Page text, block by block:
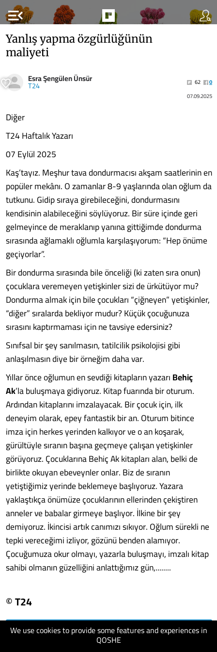
menu_open
We use cookies to provide some features and experiences in
QOSHE
Yanlış yapma özgürlüğünün
maliyeti
Esra Şengülen Ünsür
T24 62
0
07.09.2025
Diğer
T24 Haftalık Yazarı
07 Eylül 2025
Kaş’tayız. Meşhur tava dondurmacısı akşam saatlerinin en
popüler mekânı. O zamanlar 8-9 yaşlarında olan oğlum da
tutkunu. Gidip sıraya girebileceğini, dondurmasını
kendisinin alabileceğini söylüyoruz. Bir süre içinde geri
gelmeyince de meraklanıp yanına gittiğimde dondurma
sırasında ağlamaklı oğlumla karşılaşıyorum: “Hep önüme
geçiyorlar”.
Bir dondurma sırasında bile önceliği (ki zaten sıra onun)
çocuklara veremeyen yetişkinler sizi de ürkütüyor mu?
Dondurma almak için bile çocukları “çiğneyen” yetişkinler,
“diğer” sıralarda bekliyor mudur? Küçük çocuğunuza
sırasını kaptırmaması için ne tavsiye edersiniz?
Sınıfsal bir şey sanılmasın, tatilcilik psikolojisi gibi
anlaşılmasın diye bir örneğim daha var.
Yıllar önce oğlumun en sevdiği kitapların yazarıBehiç
Ak’la buluşmaya gidiyoruz. Kitap fuarında bir oturum.
Ardından kitaplarını imzalayacak. Bir çocuk için, ilk
deneyim olarak, epey fantastik bir an. Oturum bitince
imza için herkes yerinden kalkıyor ve o an koşarak,
gürültüyle sıranın başına geçmeye çalışan yetişkinler
görüyoruz. Çocuklarına Behiç Ak kitapları alan, belki de
birlikte okuyan ebeveynler onlar. Biz de sıranın
yetiştiğimiz yerinde beklemeye başlıyoruz. Yazara
yaklaştıkça önümüze çocuklarının ellerinden çekiştiren
anneler ve babalar girmeye başlıyor. İlkine bir şey
demiyoruz. İkincisi artık canımızı sıkıyor. Oğlum sürekli ne
tepki vereceğimi izliyor, gözünü benden alamıyor.
Çocuğumuza okur olmayı, yazarla buluşmayı, imzalı kitap
sahibi olmanın güzelliğini anlattığımız gün,........
© T24
visit website